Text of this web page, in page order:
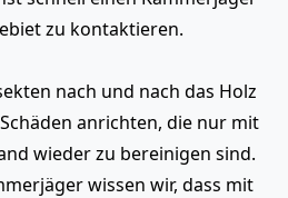
zu kontaktieren.
nach und nach das Holz
anrichten, die nur mit
wieder zu bereinigen sind.
wissen wir, dass mit